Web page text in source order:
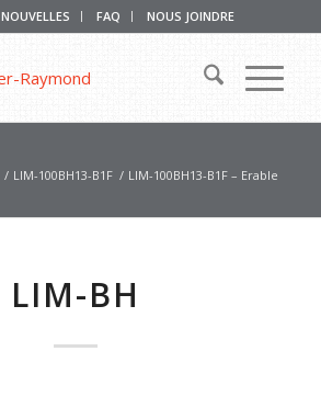
NOUVELLES FAQ NOUS JOINDRE
/ LIM-100BH13-B1F / LIM-100BH13-B1F – Erable
LIM-BH